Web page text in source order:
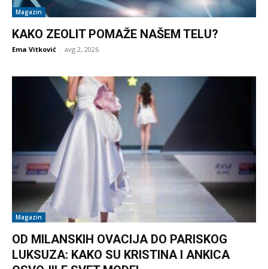
Magazin
KAKO ZEOLIT POMAŽE NAŠEM TELU?
Ema Vitković - avg 2, 2026
Magazin
OD MILANSKIH OVACIJA DO PARISKOG
LUKSUZA: KAKO SU KRISTINA I ANKICA